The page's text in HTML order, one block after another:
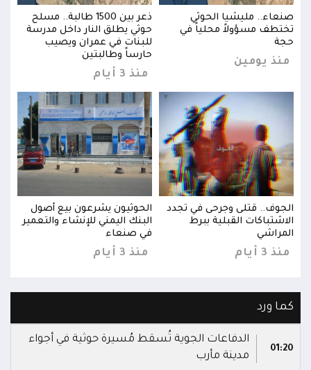
صنعاء.. مليشيا الحوثي
تختطف مسؤولاً محلياً في
حجة
منذ يومين
ذعر بين 1500 طالبة.. مسلح
حوثي يطلق النار داخل مدرسة
للبنات في عمران ويصيب
حارساً وطالبتين
منذ 3 أيام
الجوف.. قتلى وجرحى في تجدد
الاشتباكات القبلية ببرط
المراشي
منذ 3 أيام
الحوثيون يشرعون بيع أصول
البنك اليمني للإنشاء والتعمير
في صنعاء
منذ 3 أيام
كما ورد
01:20
الدفاعات الجوية تُسقط مُسيرة حوثية في أجواء
مدينة مأرب